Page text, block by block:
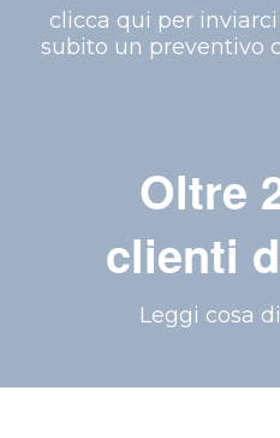
clicca qui per
subito un preventivo
Oltre
clienti
Leggi cosa